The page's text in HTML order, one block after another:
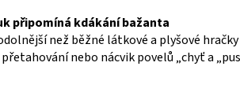
připomíná kdákání bažanta
než běžné látkové a plyšové hračky
nebo nácvik povelů „chyť a